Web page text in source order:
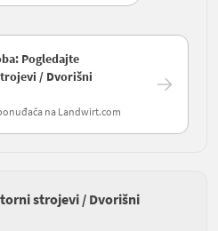
Pogledajte
/ Dvorišni
na Landwirt.com
strojevi / Dvorišni